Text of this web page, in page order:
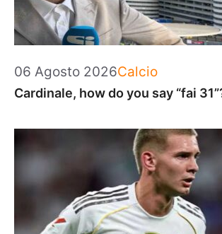
06 Agosto 2026Categorie
Calcio
Cardinale, how do you say “fai